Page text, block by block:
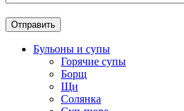
Бульоны и супы
Горячие супы
Борщ
Щи
Солянка